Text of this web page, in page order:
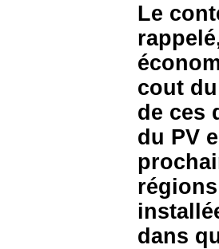
Le
cout
de ces
du PV
dans